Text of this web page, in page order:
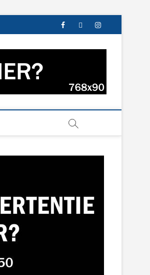
facebooktwitterinstagram
en